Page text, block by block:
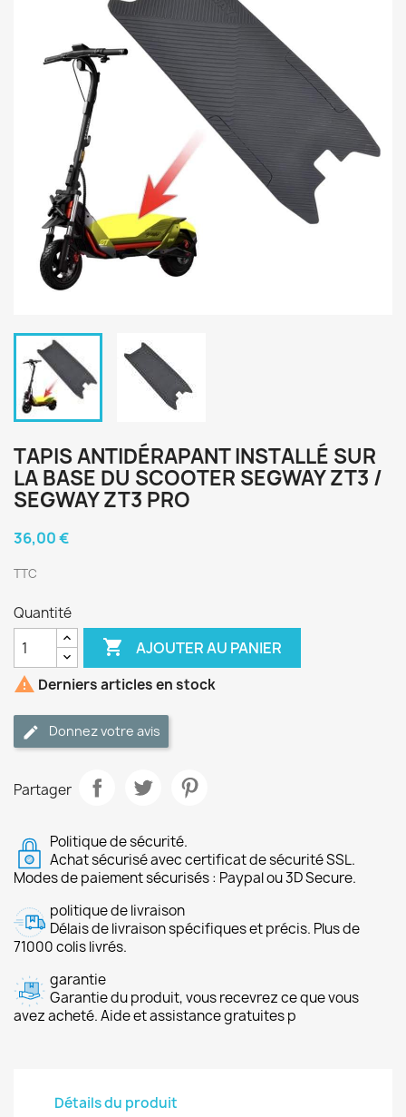
TAPIS ANTIDÉRAPANT INSTALLÉ SUR
LA BASE DU SCOOTER SEGWAY ZT3 /
SEGWAY ZT3 PRO
36,00 €
TTC
Quantité
 AJOUTER AU PANIER
 Derniers articles en stock
Donnez votre avis
Partager
Politique de sécurité.
Achat sécurisé avec certificat de sécurité SSL.
Modes de paiement sécurisés : Paypal ou 3D Secure.
politique de livraison
Délais de livraison spécifiques et précis. Plus de
71000 colis livrés.
garantie
Garantie du produit, vous recevrez ce que vous
avez acheté. Aide et assistance gratuites p
Détails du produit